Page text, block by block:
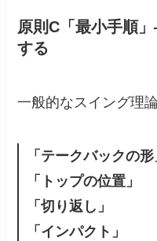
原則C「最小手順
する
一般的なスイング理論
「テークバックの形
「トップの位置」
「切り返し」
「インパクト」